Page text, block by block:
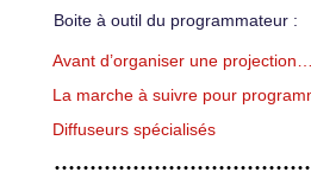
Boite à outil du programmateur :
Avant d’organiser une projection…
La marche à suivre pour
Diffuseurs spécialisés